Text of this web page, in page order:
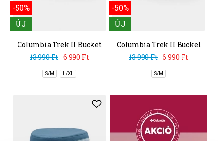
-50%
ÚJ
Columbia Trek II Bucket
Hat
13 990 Ft 6 990 Ft
S/M L/XL
-50%
ÚJ
Columbia Trek II Bucket
Hat
13 990 Ft 6 990 Ft
S/M